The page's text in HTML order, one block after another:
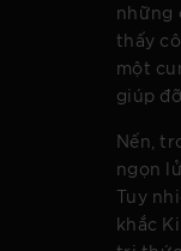
những
thấy
một
giúp
Nến,
ngọn
Tuy
khắc